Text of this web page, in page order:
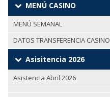
MENÚ CASINO
MENÚ SEMANAL
DATOS TRANSFERENCIA CASINO
Asisitencia 2026
Asistencia Abril 2026